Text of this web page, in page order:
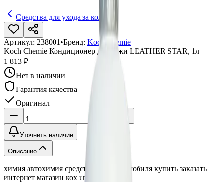
Средства для ухода за кожей
Артикул: 238001 •Бренд: Koch Chemie
Koch Chemie Кондиционер для кожи LEATHER STAR, 1л
1 813 ₽
Нет в наличии
Гарантия качества
Оригинал
Уточнить наличие
Описание
химия автохимия средство авто автомобиля купить заказать
интернет магазин кох unna